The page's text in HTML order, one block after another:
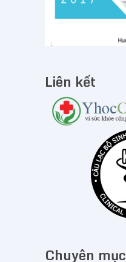
Liên kết
Chuyên mục